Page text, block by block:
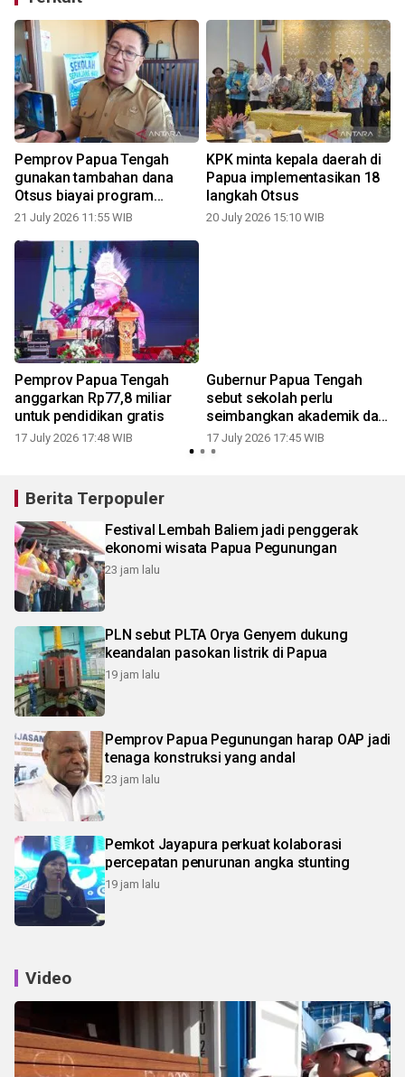
Pemprov Papua Tengah
gunakan tambahan dana
Otsus biayai program
prioritas
21 July 2026 11:55 WIB
KPK minta kepala daerah di
Papua implementasikan 18
langkah Otsus
20 July 2026 15:10 WIB
Pemprov Papua Tengah
anggarkan Rp77,8 miliar
untuk pendidikan gratis
17 July 2026 17:48 WIB
Gubernur Papua Tengah
sebut sekolah perlu
seimbangkan akademik dan
karakter
17 July 2026 17:45 WIB
Berita Terpopuler
Festival Lembah Baliem jadi penggerak
ekonomi wisata Papua Pegunungan
23 jam lalu
PLN sebut PLTA Orya Genyem dukung
keandalan pasokan listrik di Papua
19 jam lalu
Pemprov Papua Pegunungan harap OAP jadi
tenaga konstruksi yang andal
23 jam lalu
Pemkot Jayapura perkuat kolaborasi
percepatan penurunan angka stunting
19 jam lalu
Video